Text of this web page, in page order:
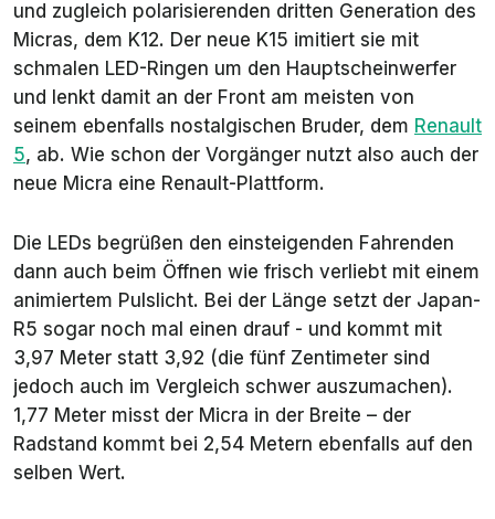
und zugleich polarisierenden dritten Generation des
Micras, dem K12. Der neue K15 imitiert sie mit
schmalen LED-Ringen um den Hauptscheinwerfer
und lenkt damit an der Front am meisten von
seinem ebenfalls nostalgischen Bruder, dem Renault
5, ab. Wie schon der Vorgänger nutzt also auch der
neue Micra eine Renault-Plattform.
Die LEDs begrüßen den einsteigenden Fahrenden
dann auch beim Öffnen wie frisch verliebt mit einem
animiertem Pulslicht. Bei der Länge setzt der Japan-
R5 sogar noch mal einen drauf - und kommt mit
3,97 Meter statt 3,92 (die fünf Zentimeter sind
jedoch auch im Vergleich schwer auszumachen).
1,77 Meter misst der Micra in der Breite – der
Radstand kommt bei 2,54 Metern ebenfalls auf den
selben Wert.